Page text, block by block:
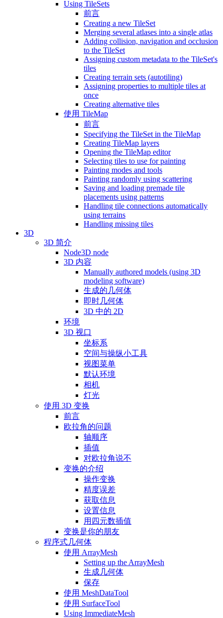
Using TileSets
前言
Creating a new TileSet
Merging several atlases into a single atlas
Adding collision, navigation and occlusion
to the TileSet
Assigning custom metadata to the TileSet's
tiles
Creating terrain sets (autotiling)
Assigning properties to multiple tiles at
once
Creating alternative tiles
使用 TileMap
前言
Specifying the TileSet in the TileMap
Creating TileMap layers
Opening the TileMap editor
Selecting tiles to use for painting
Painting modes and tools
Painting randomly using scattering
Saving and loading premade tile
placements using patterns
Handling tile connections automatically
using terrains
Handling missing tiles
3D
3D 简介
Node3D node
3D 内容
Manually authored models (using 3D
modeling software)
生成的几何体
即时几何体
3D 中的 2D
环境
3D 视口
坐标系
空间与操纵小工具
视图菜单
默认环境
相机
灯光
使用 3D 变换
前言
欧拉角的问题
轴顺序
插值
对欧拉角说不
变换的介绍
操作变换
精度误差
获取信息
设置信息
用四元数插值
变换是你的朋友
程序式几何体
使用 ArrayMesh
Setting up the ArrayMesh
生成几何体
保存
使用 MeshDataTool
使用 SurfaceTool
Using ImmediateMesh